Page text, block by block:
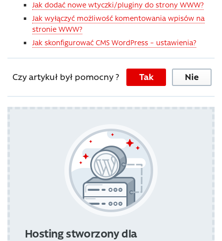
Jak dodać nowe wtyczki/pluginy do strony WWW?
Jak wyłączyć możliwość komentowania wpisów na
stronie WWW?
Jak skonfigurować CMS WordPress – ustawienia?
Czy artykuł był pomocny ? Tak Nie
Hosting stworzony dla